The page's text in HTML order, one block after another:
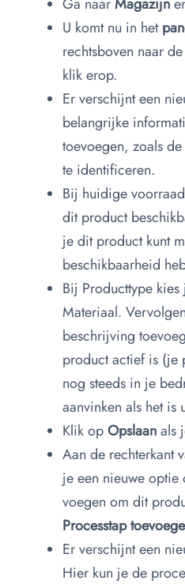
U komt nu in het
rechtsboven naar
klik erop.
Er verschijnt een
belangrijke
toevoegen, zoals
te identificeren.
Bij huidige
dit product
je dit product kunt
beschikbaarheid
Bij Producttype
Materiaal.
beschrijving
product actief is (je
nog steeds in je
aanvinken als het is
Klik opOpslaanals
Aan de rechterkant
je een nieuwe optie
voegen om dit
Processtap
Er verschijnt een
Hier kun je de